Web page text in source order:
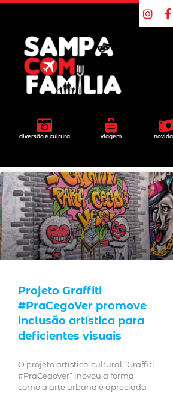
diversão e cultura viagem
Projeto Graffiti
#PraCegoVer promove
inclusão artística para
deficientes visuais
O projeto artístico-cultural “Graffiti
#PraCegoVer” inovou a forma
como a arte urbana é apreciada